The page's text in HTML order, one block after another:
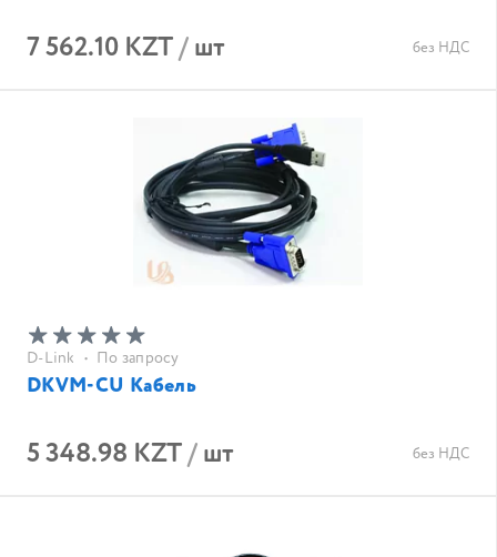
7 562.10 KZT/шт без НДС
D-Link • По запросу
DKVM-CU Кабель
5 348.98 KZT/шт без НДС